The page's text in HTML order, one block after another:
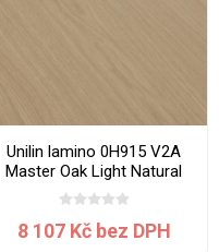
Unilin lamino 0H915 V2A
Master Oak Light Natural
2800 x 2070 x 18 mm
8 107 Kč bez DPH